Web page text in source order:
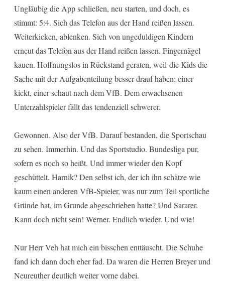
Ungläubig die App schließen, neu starten, und doch, es
stimmt: 5:4. Sich das Telefon aus der Hand reißen lassen.
Weiterkicken, ablenken. Sich von ungeduldigen Kindern
erneut das Telefon aus der Hand reißen lassen. Fingernägel
kauen. Hoffnungslos in Rückstand geraten, weil die Kids die
Sache mit der Aufgabenteilung besser drauf haben: einer
kickt, einer schaut nach dem VfB. Dem erwachsenen
Unterzahlspieler fällt das tendenziell schwerer.
Gewonnen. Also der VfB. Darauf bestanden, die Sportschau
zu sehen. Immerhin. Und das Sportstudio. Bundesliga pur,
sofern es noch so heißt. Und immer wieder den Kopf
geschüttelt. Harnik? Den selbst ich, der ich ihn schätze wie
kaum einen anderen VfB-Spieler, was nur zum Teil sportliche
Gründe hat, im Grunde abgeschrieben hatte? Und Sararer.
Kann doch nicht sein! Werner. Endlich wieder. Und wie!
Nur Herr Veh hat mich ein bisschen enttäuscht. Die Schuhe
fand ich dann doch eher fad. Da waren die Herren Breyer und
Neureuther deutlich weiter vorne dabei.